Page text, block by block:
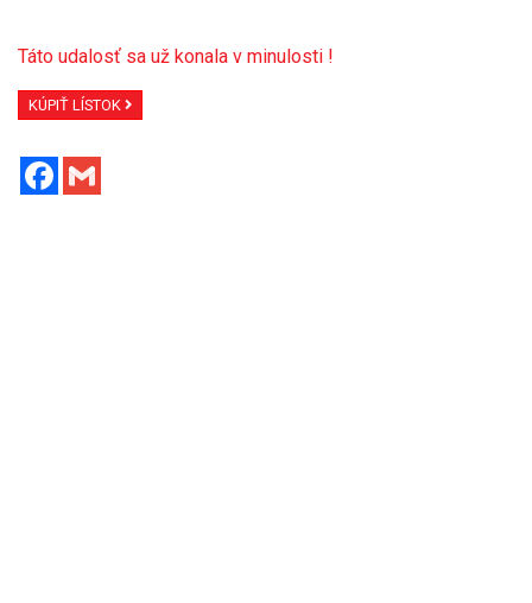
Táto udalosť sa už konala v minulosti !
KÚPIŤ LÍSTOK
Facebook